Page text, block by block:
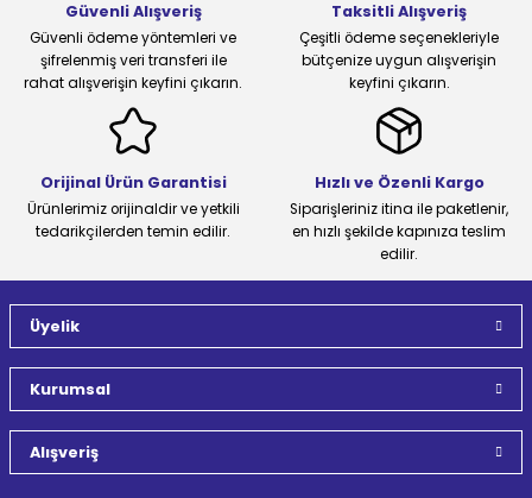
Güvenli Alışveriş
Güvenli ödeme yöntemleri ve
şifrelenmiş veri transferi ile
rahat alışverişin keyfini çıkarın.
Taksitli Alışveriş
Çeşitli ödeme seçenekleriyle
bütçenize uygun alışverişin
keyfini çıkarın.
Orijinal Ürün Garantisi
Ürünlerimiz orijinaldir ve yetkili
tedarikçilerden temin edilir.
Hızlı ve Özenli Kargo
Siparişleriniz itina ile paketlenir,
en hızlı şekilde kapınıza teslim
edilir.
Üyelik
Kurumsal
Alışveriş